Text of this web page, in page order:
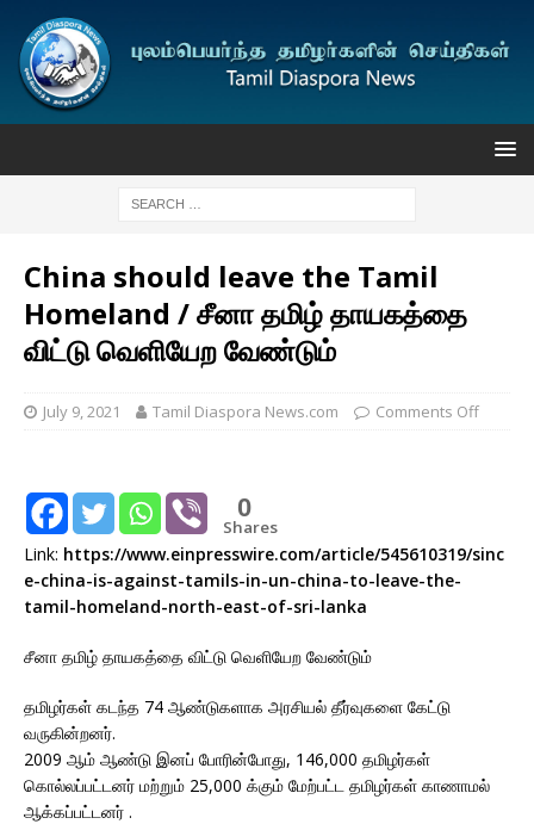
China should leave the Tamil
Homeland / சீனா தமிழ் தாயகத்தை
விட்டு வெளியேற வேண்டும்
July 9, 2021 Tamil Diaspora News.com Comments Off
0
Shares
Link: https://www.einpresswire.com/article/545610319/sinc
e-china-is-against-tamils-in-un-china-to-leave-the-
tamil-homeland-north-east-of-sri-lanka
சீனா தமிழ் தாயகத்தை விட்டு வெளியேற வேண்டும்
தமிழர்கள் கடந்த 74 ஆண்டுகளாக அரசியல் தீர்வுகளை கேட்டு
வருகின்றனர்.
2009 ஆம் ஆண்டு இனப் போரின்போது, ​​146,000 தமிழர்கள்
கொல்லப்பட்டனர் மற்றும் 25,000 க்கும் மேற்பட்ட தமிழர்கள் காணாமல்
ஆக்கப்பட்டனர் .